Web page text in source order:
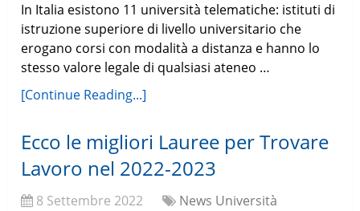
In Italia esistono 11 università telematiche: istituti di
istruzione superiore di livello universitario che
erogano corsi con modalità a distanza e hanno lo
stesso valore legale di qualsiasi ateneo …
[Continue Reading...]
Ecco le migliori Lauree per Trovare
Lavoro nel 2022-2023
8 Settembre 2022 News Università